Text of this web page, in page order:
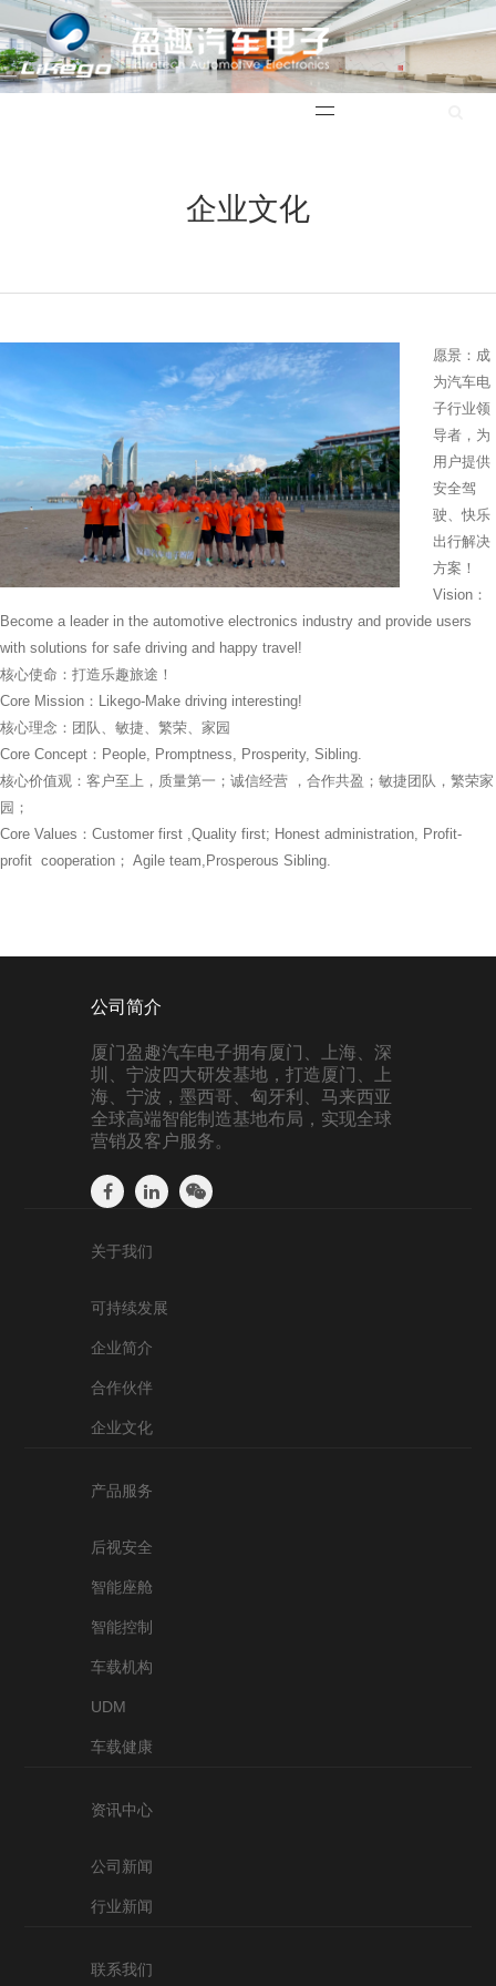
企业文化
愿景：成
为汽车电
子行业领
导者，为
用户提供
安全驾
驶、快乐
出行解决
方案！
Vision：
Become a leader in the automotive electronics industry and provide users
with solutions for safe driving and happy travel!
核心使命：打造乐趣旅途！
Core Mission：Likego-Make driving interesting!
核心理念：团队、敏捷、繁荣、家园
Core Concept：People, Promptness, Prosperity, Sibling.
核心价值观：客户至上，质量第一；诚信经营 ，合作共盈；敏捷团队，繁荣家
园；
Core Values：Customer first ,Quality first; Honest administration, Profit-
profit cooperation； Agile team,Prosperous Sibling.
公司简介
厦门盈趣汽车电子拥有厦门、上海、深
圳、宁波四大研发基地，打造厦门、上
海、宁波，墨西哥、匈牙利、马来西亚
全球高端智能制造基地布局，实现全球
营销及客户服务。
关于我们
可持续发展
企业简介
合作伙伴
企业文化
产品服务
后视安全
智能座舱
智能控制
车载机构
UDM
车载健康
资讯中心
公司新闻
行业新闻
联系我们